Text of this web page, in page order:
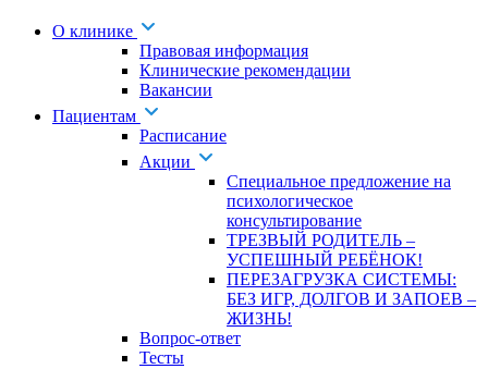
О клинике
Правовая информация
Клинические рекомендации
Вакансии
Пациентам
Расписание
Акции
Специальное предложение на
психологическое
консультирование
ТРЕЗВЫЙ РОДИТЕЛЬ –
УСПЕШНЫЙ РЕБЁНОК!
ПЕРЕЗАГРУЗКА СИСТЕМЫ:
БЕЗ ИГР, ДОЛГОВ И ЗАПОЕВ –
ЖИЗНЬ!
Вопрос-ответ
Тесты